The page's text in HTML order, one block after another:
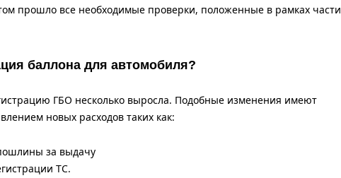
прошло все необходимые проверки, положенные в рамках части
баллона для автомобиля?
ГБО несколько выросла. Подобные изменения имеют
новых расходов таких как:
за выдачу
ТС.